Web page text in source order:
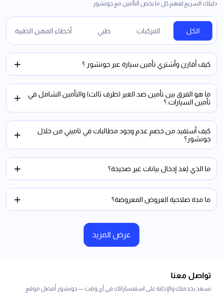
دليلك السريع لفهم كل ما يخص التأمين مع جونشور
الكل المركبات طبي أخطاء المهن الطبية
كيف أقارن وأشتري تأمين سيارة عبر جونشور ؟
ما هو الفرق بين تأمين ضد الغير (طرف ثالث) والتأمين الشامل في
تأمين السيارات ؟
كيف أستفيد من خصم عدم وجود مطالبات في تاميني من خلال
جونشور؟
ما الذي يُعد إدخال بيانات غير صحيحة؟
ما مدة صلاحية العروض المعروضة؟
عرض المزيد
تواصل معنا
نسعد بخدمتك والإجابة على استفساراتك في أي وقت — جونشور أفضل موقع